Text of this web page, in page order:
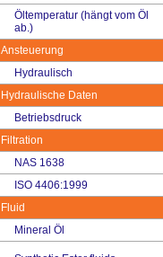
Öltemperatur (hängt vom Öl
ab.)
Ansteuerung
Hydraulisch
Hydraulische Daten
Betriebsdruck
Filtration
NAS 1638
ISO 4406:1999
Fluid
Mineral Öl